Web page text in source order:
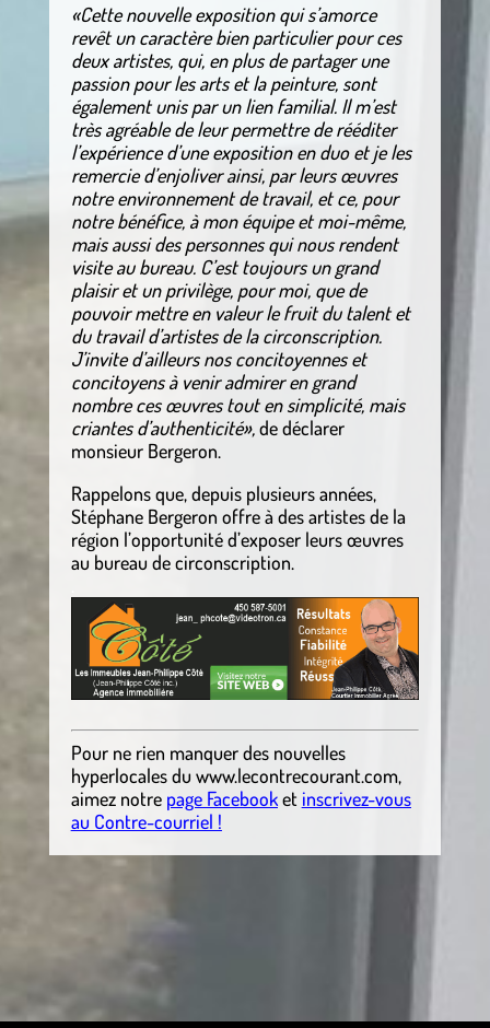
«Cette nouvelle exposition qui s’amorce
revêt un caractère bien particulier pour ces
deux artistes, qui, en plus de partager une
passion pour les arts et la peinture, sont
également unis par un lien familial. Il m’est
très agréable de leur permettre de rééditer
l’expérience d’une exposition en duo et je les
remercie d’enjoliver ainsi, par leurs œuvres
notre environnement de travail, et ce, pour
notre bénéfice, à mon équipe et moi-même,
mais aussi des personnes qui nous rendent
visite au bureau. C’est toujours un grand
plaisir et un privilège, pour moi, que de
pouvoir mettre en valeur le fruit du talent et
du travail d’artistes de la circonscription.
J’invite d’ailleurs nos concitoyennes et
concitoyens à venir admirer en grand
nombre ces œuvres tout en simplicité, mais
criantes d’authenticité»,de déclarer
monsieur Bergeron.
Rappelons que, depuis plusieurs années,
Stéphane Bergeron offre à des artistes de la
région l’opportunité d’exposer leurs œuvres
au bureau de circonscription.
Pour ne rien manquer des nouvelles
hyperlocales du www.lecontrecourant.com,
aimez notre page Facebooket inscrivez-vous
au Contre-courriel !